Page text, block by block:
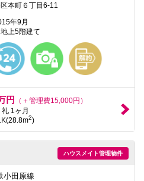
本町６丁目6-11
年9月
上5階建て
円
（＋管理費15,000円）
1ヶ月
2)
ハウスメイト管理物件
小田原線